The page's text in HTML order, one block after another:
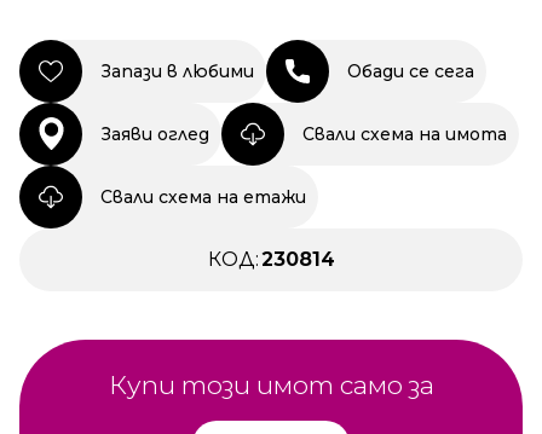
Запази в любими Обади се сега
Заяви оглед Свали схема на имота
Свали схема на етажи
КОД:230814
Купи този имот само за